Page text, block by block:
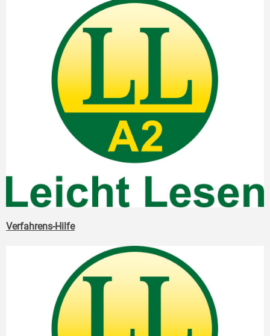
Verfahrens-Hilfe